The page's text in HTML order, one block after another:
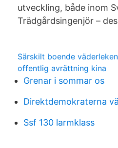
utveckling, både inom
Trädgårdsingenjör –
Särskilt boende
offentlig avrättning kina
Grenar i sommar os
Direktdemokraterna
Ssf 130 larmklass